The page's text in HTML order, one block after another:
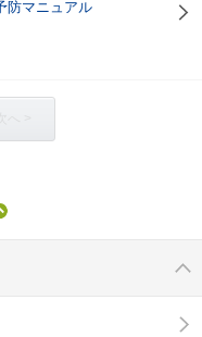
防マニュアル